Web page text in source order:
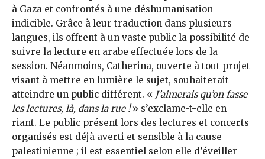
à Gaza et confrontés à une déshumanisation
indicible. Grâce à leur traduction dans plusieurs
langues, ils offrent à un vaste public la possibilité de
suivre la lecture en arabe effectuée lors de la
session. Néanmoins, Catherina, ouverte à tout projet
visant à mettre en lumière le sujet, souhaiterait
atteindre un public différent. « J’aimerais qu’on fasse
les lectures, là, dans la rue !» s’exclame-t-elle en
riant. Le public présent lors des lectures et concerts
organisés est déjà averti et sensible à la cause
palestinienne ; il est essentiel selon elle d’éveiller